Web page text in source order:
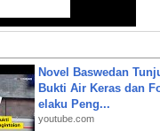
Novel Baswedan
Bukti Air Keras dan
elaku Peng...
youtube.com